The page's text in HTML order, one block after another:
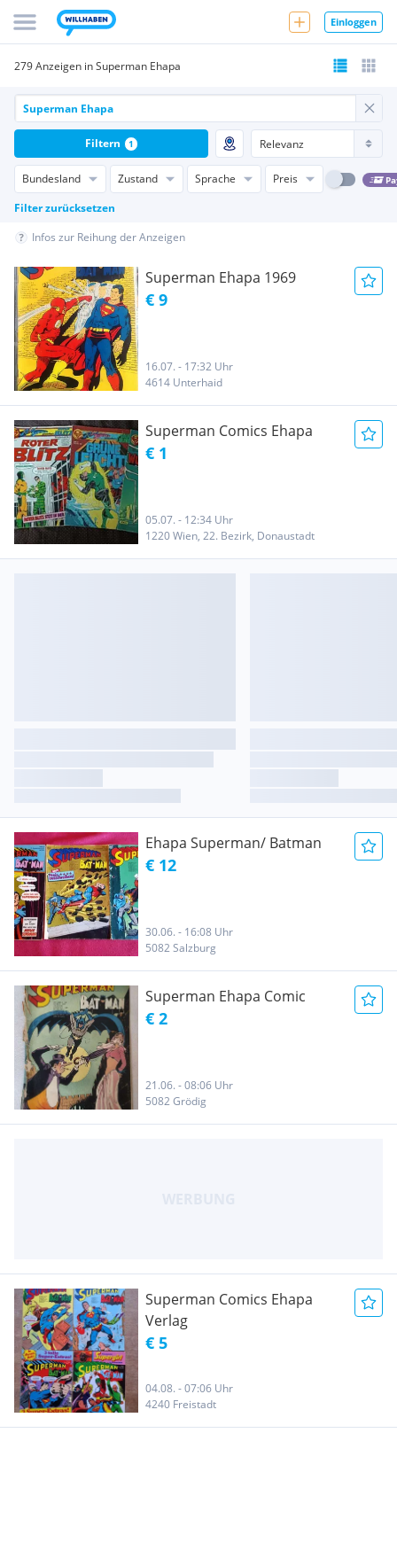
Einloggen
279 Anzeigen in Superman Ehapa
Bundesland Zustand Sprache Preis
Filter zurücksetzen
Filtern 1
Infos zur Reihung der Anzeigen
Superman Ehapa 1969
€ 9
16.07. - 17:32 Uhr
4614 Unterhaid
Superman Comics Ehapa
€ 1
05.07. - 12:34 Uhr
1220 Wien, 22. Bezirk, Donaustadt
Ehapa Superman/ Batman
€ 12
30.06. - 16:08 Uhr
5082 Salzburg
Superman Ehapa Comic
€ 2
21.06. - 08:06 Uhr
5082 Grödig
Superman Comics Ehapa
Verlag
€ 5
04.08. - 07:06 Uhr
4240 Freistadt